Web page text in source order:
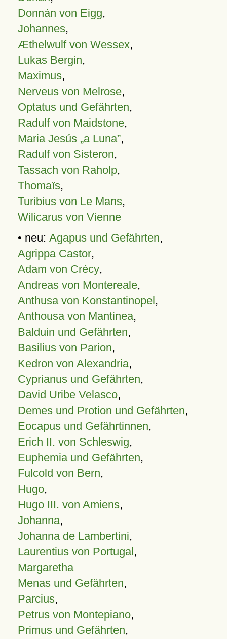
Donnán von Eigg,
Johannes,
Æthelwulf von Wessex,
Lukas Bergin,
Maximus,
Nerveus von Melrose,
Optatus und Gefährten,
Radulf von Maidstone,
Maria Jesús „a Luna”,
Radulf von Sisteron,
Tassach von Raholp,
Thomaïs,
Turibius von Le Mans,
Wilicarus von Vienne
• neu: Agapus und Gefährten,
Agrippa Castor,
Adam von Crécy,
Andreas von Montereale,
Anthusa von Konstantinopel,
Anthousa von Mantinea,
Balduin und Gefährten,
Basilius von Parion,
Kedron von Alexandria,
Cyprianus und Gefährten,
David Uribe Velasco,
Demes und Protion und Gefährten,
Eocapus und Gefährtinnen,
Erich II. von Schleswig,
Euphemia und Gefährten,
Fulcold von Bern,
Hugo,
Hugo III. von Amiens,
Johanna,
Johanna de Lambertini,
Laurentius von Portugal,
Margaretha
Menas und Gefährten,
Parcius,
Petrus von Montepiano,
Primus und Gefährten,